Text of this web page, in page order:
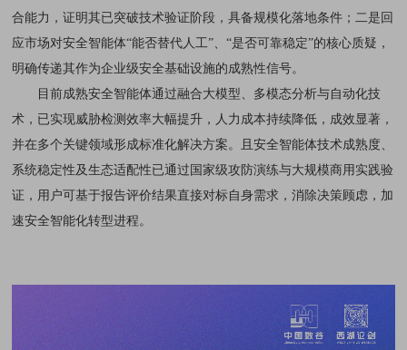
合能力，证明其已突破技术验证阶段，具备规模化落地条件；二是回
应市场对安全智能体“能否替代人工”、“是否可靠稳定”的核心质疑，
明确传递其作为企业级安全基础设施的成熟性信号。
目前成熟安全智能体通过融合大模型、多模态分析与自动化技
术，已实现威胁检测效率大幅提升，人力成本持续降低，成效显著，
并在多个关键领域形成标准化解决方案。且安全智能体技术成熟度、
系统稳定性及生态适配性已通过国家级攻防演练与大规模商用实践验
证，用户可基于报告评价结果直接对标自身需求，消除决策顾虑，加
速安全智能化转型进程。